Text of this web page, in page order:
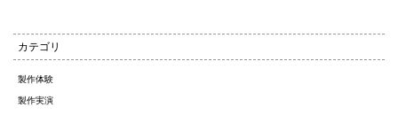
カテゴリ
製作体験
製作実演